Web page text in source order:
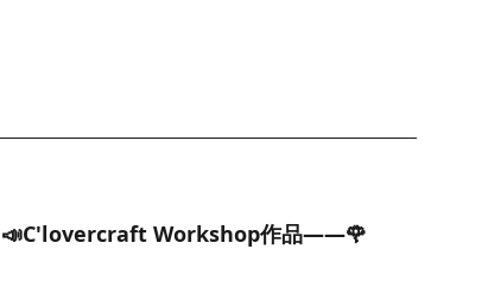
📣C'lovercraft Workshop作品——🌹